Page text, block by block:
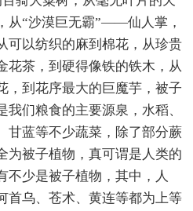
从“沙漠巨无霸”——仙人掌，
可以纺织的麻到棉花，从珍贵
花茶，到硬得像铁的铁木，从
到花序最大的巨魔芋，被子
们粮食的主要源泉，水稻、
甘蓝等不少蔬菜，除了部分蕨
为被子植物，真可谓是人类的
不少是被子植物，其中，人
首乌、苍术、黄连等都为上等